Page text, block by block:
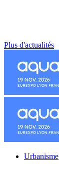
Plus d'actualités
Urbanisme